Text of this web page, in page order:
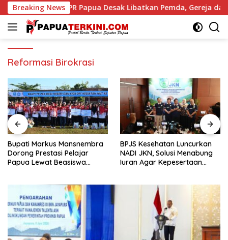
Langsung
ke
konten
Breaking News
Desak Libatkan Pemda, Gereja dan Adat Bupati
Reformasi Birokrasi
Bupati Markus Mansnembra
Dorong Prestasi Pelajar
Papua Lewat Beasiswa
BPJS Kesehatan Luncurkan
NADI JKN, Solusi Menabung
Iuran Agar Kepesertaan